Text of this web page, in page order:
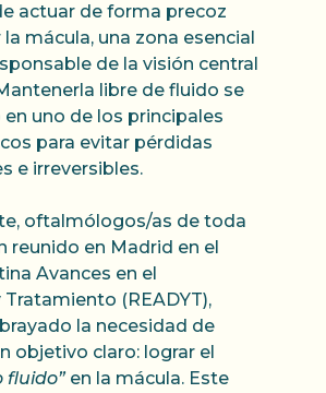
actuar de forma precoz
mácula, una zona esencial
de la visión central
libre de fluido se
uno de los principales
para evitar pérdidas
e irreversibles.
oftalmólogos/as de toda
reunido en Madrid en el
Avances en el
(READYT),
la necesidad de
objetivo claro: lograr el
fluido”en la mácula. Este